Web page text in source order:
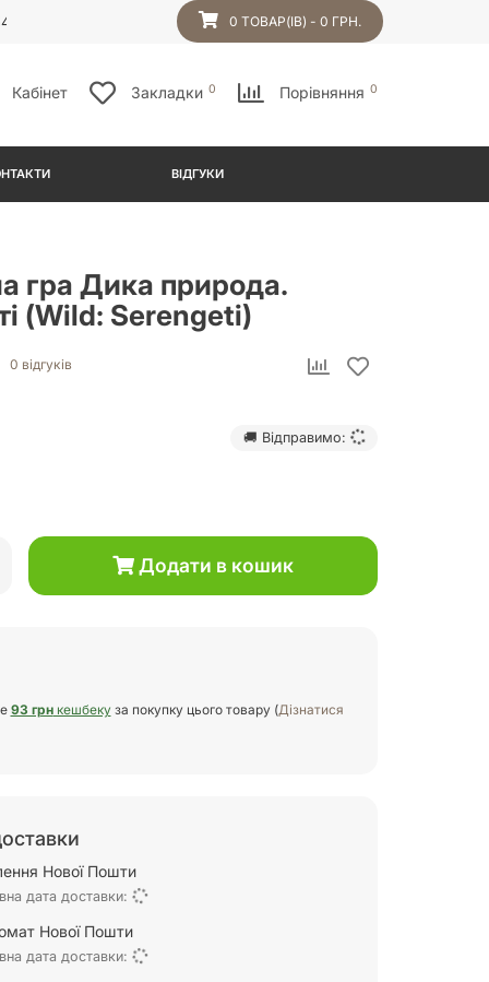
0 ТОВАР(ІВ) - 0 ГРН.
Кабінет Закладки 0 Порівняння 0
ВІДГУКИ
гра Дика природа.
(Wild: Serengeti)
0 відгуків
🚚 Відправимо:
Додати в кошик
93 грнкешбекуза покупку цього товару (Дізнатися
Нової Пошти
дата доставки:
Нової Пошти
дата доставки: